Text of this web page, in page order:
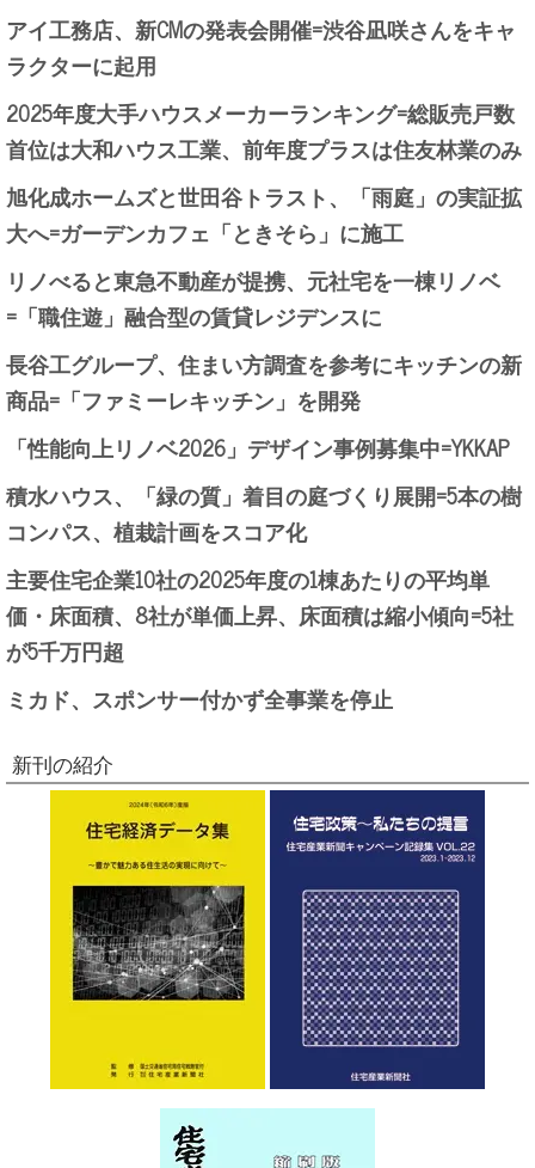
アイ工務店、新CMの発表会開催=渋谷凪咲さんをキャ
ラクターに起用
2025年度大手ハウスメーカーランキング=総販売戸数
首位は大和ハウス工業、前年度プラスは住友林業のみ
旭化成ホームズと世田谷トラスト、「雨庭」の実証拡
大へ=ガーデンカフェ「ときそら」に施工
リノべると東急不動産が提携、元社宅を一棟リノベ
=「職住遊」融合型の賃貸レジデンスに
長谷工グループ、住まい方調査を参考にキッチンの新
商品=「ファミーレキッチン」を開発
「性能向上リノベ2026」デザイン事例募集中=YKKAP
積水ハウス、「緑の質」着目の庭づくり展開=5本の樹
コンパス、植栽計画をスコア化
主要住宅企業10社の2025年度の1棟あたりの平均単
価・床面積、8社が単価上昇、床面積は縮小傾向=5社
が5千万円超
ミカド、スポンサー付かず全事業を停止
新刊の紹介